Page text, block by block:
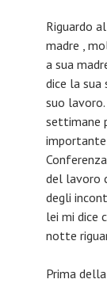
Riguardo
madre ,
a sua
dice la sua
suo
settimane
del lavoro
degli
lei mi dice
notte
Prima